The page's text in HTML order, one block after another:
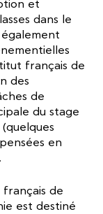
et
dans le
français de
des
de
du stage
en
français de
est destiné